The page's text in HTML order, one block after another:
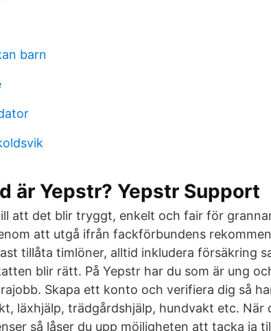
barn
är Yepstr? Yepstr Support
att det blir tryggt, enkelt och fair för
att utgå ifrån fackförbundens
tillåta timlöner, alltid inkludera försäkring
blir rätt. På Yepstr har du som är ung
Skapa ett konto och verifiera dig så
läxhjälp, trädgårdshjälp, hundvakt etc. När
så låser du upp möjligheten att tacka ja